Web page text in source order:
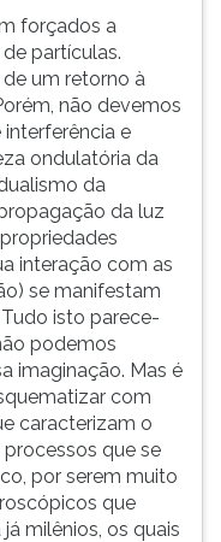
forçados a
partículas.
um retorno à
não devemos
e
ondulatória da
da
da luz
interação com as
se manifestam
isto parece-
podemos
imaginação. Mas é
com
caracterizam o
que se
por serem muito
que
milênios, os quais